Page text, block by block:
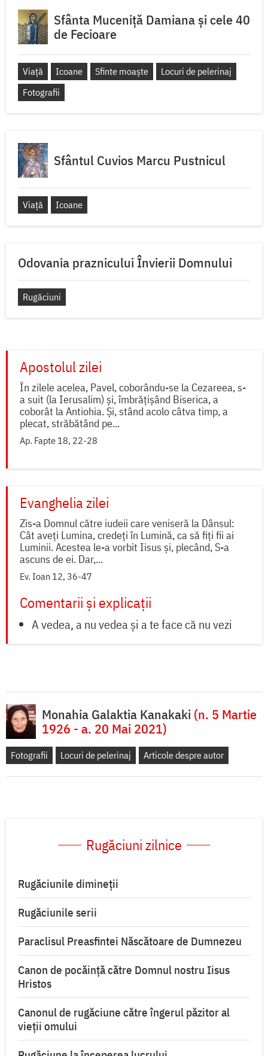
Sfânta Muceniță Damiana și cele 40
de Fecioare
Viață Icoane Sfinte moaște
Locuri de pelerinaj
Fotografii
Sfântul Cuvios Marcu Pustnicul
Viață Icoane
Odovania praznicului Învierii Domnului
Rugăciuni
Apostolul zilei
În zilele acelea, Pavel, coborându-se la Cezareea, s-
a suit (la Ierusalim) și, îmbrățișând Biserica, a
coborât la Antiohia. Și, stând acolo câtva timp, a
plecat, străbătând pe...
Ap. Fapte 18, 22-28
Evanghelia zilei
Zis-a Domnul către iudeii care veniseră la Dânsul:
Cât aveți Lumina, credeți în Lumină, ca să fiți fii ai
Luminii. Acestea le-a vorbit Iisus și, plecând, S-a
ascuns de ei. Dar,...
Ev. Ioan 12, 36-47
Comentarii și explicații
A vedea, a nu vedea și a te face că nu vezi
Monahia Galaktia Kanakaki (n. 5 Martie
1926 - a. 20 Mai 2021)
Fotografii Locuri de pelerinaj Articole despre autor
Rugăciuni zilnice
Rugăciunile dimineții
Rugăciunile serii
Paraclisul Preasfintei Născătoare de Dumnezeu
Canon de pocăință către Domnul nostru Iisus
Hristos
Canonul de rugăciune către îngerul păzitor al
vieții omului